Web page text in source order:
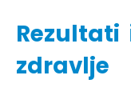
zdravlje